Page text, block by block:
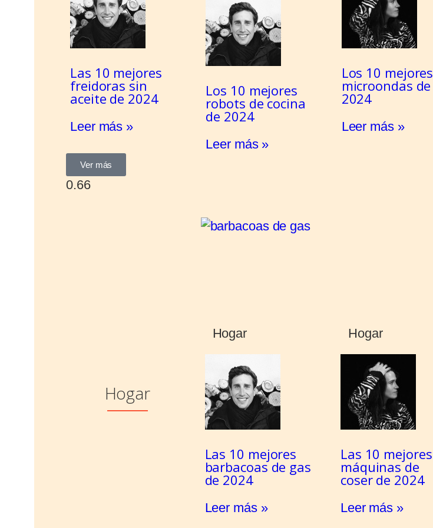
Las 10 mejores
freidoras sin
aceite de 2024
Leer más »
Los 10 mejores
robots de cocina
de 2024
Leer más »
Los 10 mejores
microondas de
2024
Leer más »
Ver más
Hogar
Hogar
Las 10 mejores
barbacoas de gas
de 2024
Leer más »
Hogar
Las 10 mejores
máquinas de
coser de 2024
Leer más »